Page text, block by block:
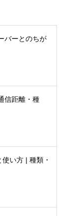
バーとのちが
信距離・種
い方 | 種類・